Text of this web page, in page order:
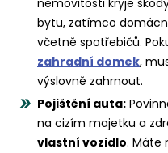
nemovitosti kryje
bytu, zatímco
včetně spotřebičů.
zahradní domek,
výslovně zahrnout.
Pojištění auta:
na cizím majetku a
vlastní vozidlo. Máte